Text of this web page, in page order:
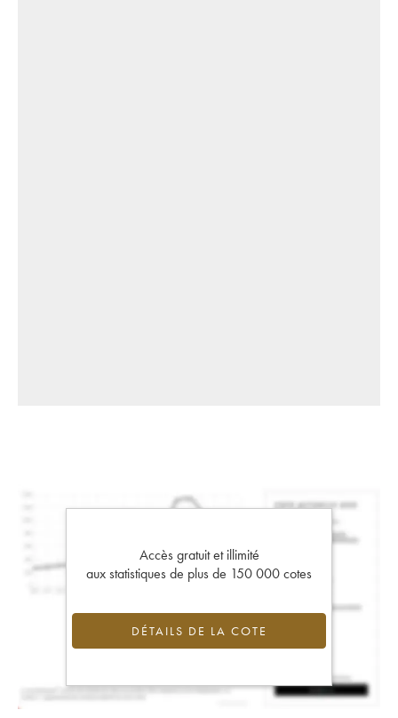
Accès gratuit et illimité
aux statistiques de plus de 150 000 cotes
DÉTAILS DE LA COTE